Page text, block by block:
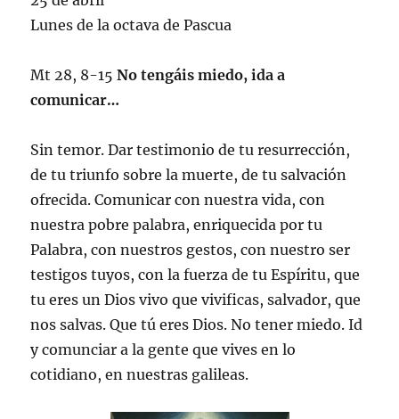
Lunes de la octava de Pascua
Mt 28, 8-15No tengáis miedo, ida a
comunicar…
Sin temor. Dar testimonio de tu resurrección,
de tu triunfo sobre la muerte, de tu salvación
ofrecida. Comunicar con nuestra vida, con
nuestra pobre palabra, enriquecida por tu
Palabra, con nuestros gestos, con nuestro ser
testigos tuyos, con la fuerza de tu Espíritu, que
tu eres un Dios vivo que vivificas, salvador, que
nos salvas. Que tú eres Dios. No tener miedo. Id
y comunciar a la gente que vives en lo
cotidiano, en nuestras galileas.